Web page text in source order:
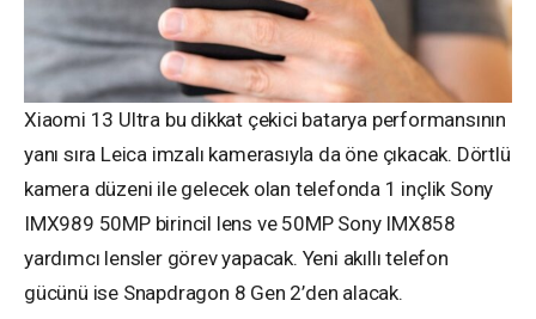
Xiaomi 13 Ultra bu dikkat çekici batarya performansının
yanı sıra Leica imzalı kamerasıyla da öne çıkacak. Dörtlü
kamera düzeni ile gelecek olan telefonda 1 inçlik Sony
IMX989 50MP birincil lens ve 50MP Sony IMX858
yardımcı lensler görev yapacak. Yeni akıllı telefon
gücünü ise Snapdragon 8 Gen 2’den alacak.